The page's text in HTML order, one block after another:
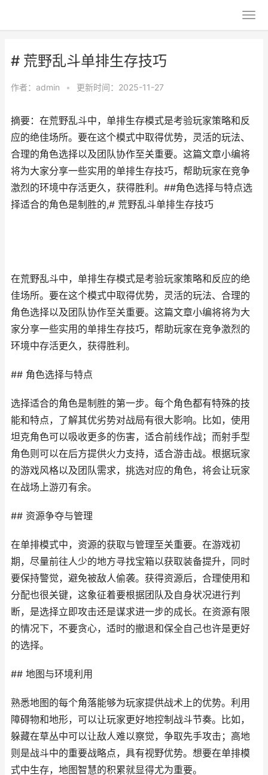
# 荒野乱斗单排生存技巧
作者： admin • 更新时间：2025-11-27
摘要：在荒野乱斗中，单排生存模式是考验玩家策略和反
应的绝佳场所。要在这个模式中取得优势，灵活的玩法、
合理的角色选择以及团队协作至关重要。这篇文章小编将
将为大家分享一些实用的单排生存技巧，帮助玩家在竞争
激烈的环境中存活更久，获得胜利。##角色选择与特点选
择适合的角色是制胜的,# 荒野乱斗单排生存技巧
在荒野乱斗中，单排生存模式是考验玩家策略和反应的绝
佳场所。要在这个模式中取得优势，灵活的玩法、合理的
角色选择以及团队协作至关重要。这篇文章小编将将为大
家分享一些实用的单排生存技巧，帮助玩家在竞争激烈的
环境中存活更久，获得胜利。
## 角色选择与特点
选择适合的角色是制胜的第一步。每个角色都有特殊的技
能和特点，了解其优劣势对战局有很大影响。比如，使用
坦克角色可以吸收更多的伤害，适合前线作战；而射手型
角色则可以在后方提供火力支持，适合游击战。根据玩家
的游戏风格以及团队需求，挑选对应的角色，将会让玩家
在战场上游刃有余。
## 资源争夺与管理
在单排模式中，资源的获取与管理至关重要。在游戏初
期，尽量前往人少的地方寻找宝箱以获取装备提升，同时
要保持警觉，避免被敌人偷袭。获得资源后，合理使用和
分配也很关键，这象征着要根据团队及自身状况进行判
断，是选择立即攻击还是谋求进一步的成长。在资源有限
的情况下，不要贪心，适时的撤退和保全自己也许是更好
的选择。
## 地图与环境利用
熟悉地图的每个角落能够为玩家提供战术上的优势。利用
障碍物和地形，可以让玩家更好地控制战斗节奏。比如，
躲藏在草丛中可以让敌人难以察觉，争取先手攻击；高地
则是战斗中的重要战略点，具有视野优势。想要在单排模
式中生存，地图智慧的积累就显得尤为重要。